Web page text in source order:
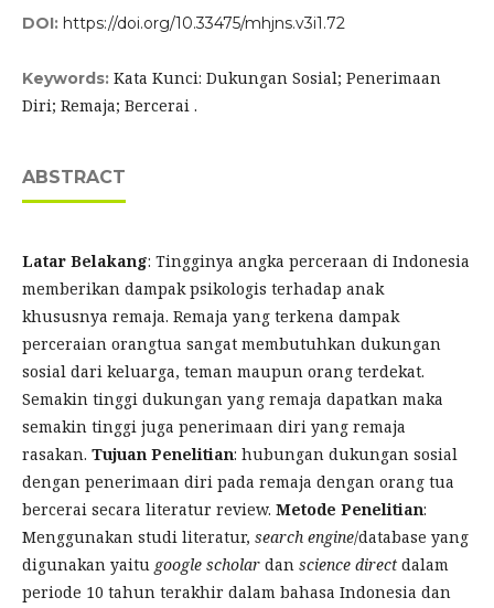
DOI: https://doi.org/10.33475/mhjns.v3i1.72
Keywords: Kata Kunci: Dukungan Sosial; Penerimaan
Diri; Remaja; Bercerai .
ABSTRACT
Latar Belakang: Tingginya angka perceraan di Indonesia
memberikan dampak psikologis terhadap anak
khususnya remaja. Remaja yang terkena dampak
perceraian orangtua sangat membutuhkan dukungan
sosial dari keluarga, teman maupun orang terdekat.
Semakin tinggi dukungan yang remaja dapatkan maka
semakin tinggi juga penerimaan diri yang remaja
rasakan. Tujuan Penelitian: hubungan dukungan sosial
dengan penerimaan diri pada remaja dengan orang tua
bercerai secara literatur review. Metode Penelitian:
Menggunakan studi literatur, search engine/database yang
digunakan yaitu google scholar dan science direct dalam
periode 10 tahun terakhir dalam bahasa Indonesia dan